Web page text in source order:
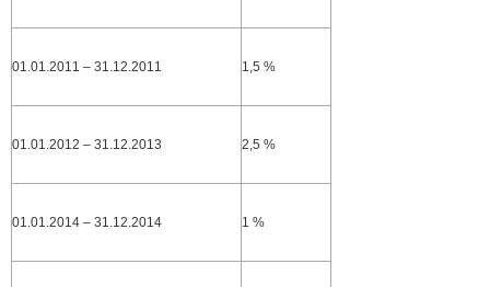
01.01.2011 – 31.12.2011 1,5 %
01.01.2012 – 31.12.2013 2,5 %
01.01.2014 – 31.12.2014 1 %